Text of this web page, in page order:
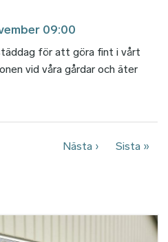
09:00
för att göra fint i vårt
vid våra gårdar och äter
Nästa › Nästa sida
Sista »